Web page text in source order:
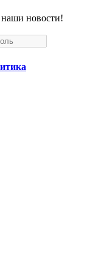
наши новости!